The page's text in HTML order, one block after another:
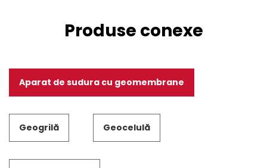
Produse conexe
Aparat de sudura cu geomembrane
Geogrilă Geocelulă